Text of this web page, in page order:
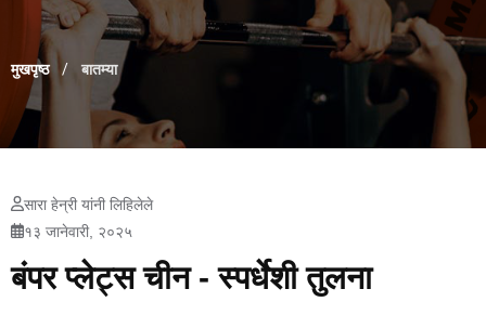
मुखपृष्ठ बातम्या
सारा हेन्री यांनी लिहिलेले
१३ जानेवारी, २०२५
बंपर प्लेट्स चीन - स्पर्धेशी तुलना